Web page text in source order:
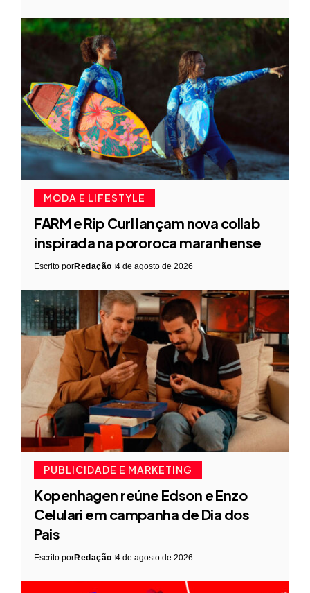
MODA E LIFESTYLE
FARM e Rip Curl lançam nova collab
inspirada na pororoca maranhense
Escrito porRedação 4 de agosto de 2026
PUBLICIDADE E MARKETING
Kopenhagen reúne Edson e Enzo
Celulari em campanha de Dia dos
Pais
Escrito porRedação 4 de agosto de 2026